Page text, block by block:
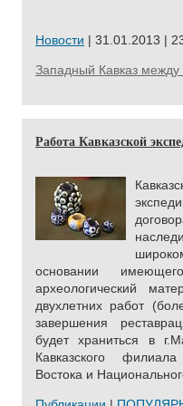
Новости | 31.01.2013 |
Западный Кавказ
Работа Кавказской
основании
археологический
двухлетних работ
завершения
будет храниться в
Кавказского
Востока и